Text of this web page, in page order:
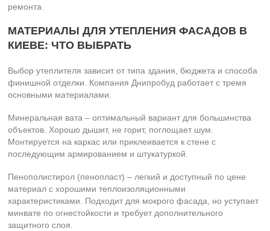
ремонта.
МАТЕРИАЛЫ ДЛЯ УТЕПЛЕНИЯ ФАСАДОВ В
КИЕВЕ: ЧТО ВЫБРАТЬ
Выбор утеплителя зависит от типа здания, бюджета и способа
финишной отделки. Компания Днипробуд работает с тремя
основными материалами.
Минеральная вата – оптимальный вариант для большинства
объектов. Хорошо дышит, не горит, поглощает шум.
Монтируется на каркас или приклеивается к стене с
последующим армированием и штукатуркой.
Пенополистирол (пенопласт) – легкий и доступный по цене
материал с хорошими теплоизоляционными
характеристиками. Подходит для мокрого фасада, но уступает
минвате по огнестойкости и требует дополнительного
защитного слоя.